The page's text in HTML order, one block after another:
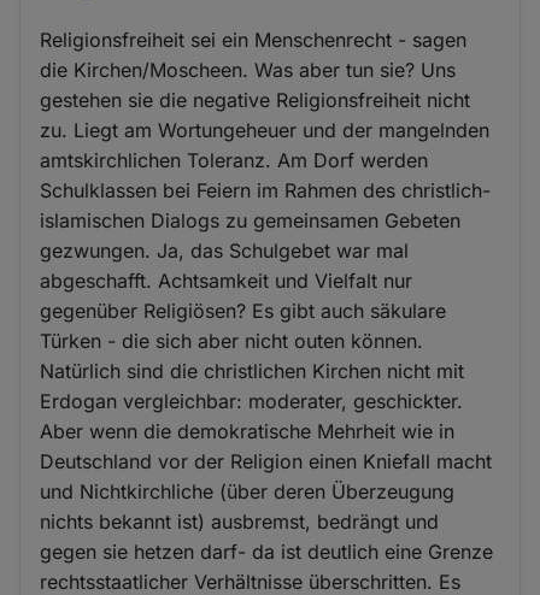
Religionsfreiheit sei ein Menschenrecht - sagen
die Kirchen/Moscheen. Was aber tun sie? Uns
gestehen sie die negative Religionsfreiheit nicht
zu. Liegt am Wortungeheuer und der mangelnden
amtskirchlichen Toleranz. Am Dorf werden
Schulklassen bei Feiern im Rahmen des christlich-
islamischen Dialogs zu gemeinsamen Gebeten
gezwungen. Ja, das Schulgebet war mal
abgeschafft. Achtsamkeit und Vielfalt nur
gegenüber Religiösen? Es gibt auch säkulare
Türken - die sich aber nicht outen können.
Natürlich sind die christlichen Kirchen nicht mit
Erdogan vergleichbar: moderater, geschickter.
Aber wenn die demokratische Mehrheit wie in
Deutschland vor der Religion einen Kniefall macht
und Nichtkirchliche (über deren Überzeugung
nichts bekannt ist) ausbremst, bedrängt und
gegen sie hetzen darf- da ist deutlich eine Grenze
rechtsstaatlicher Verhältnisse überschritten. Es